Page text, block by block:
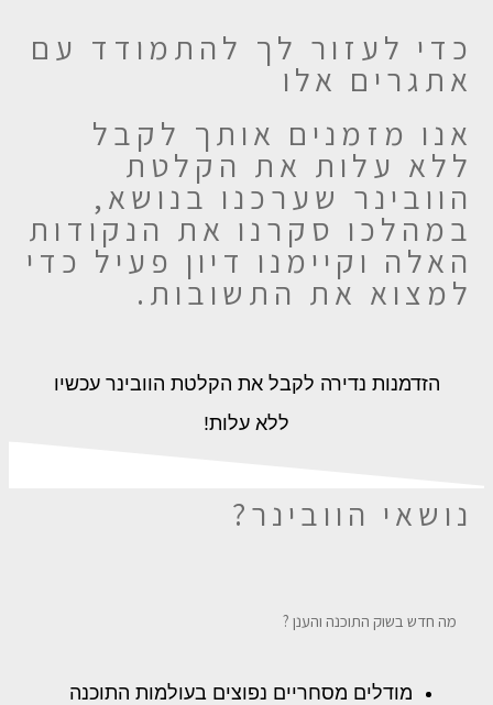
כדי לעזור לך להתמודד עם
אתגרים אלו
אנו מזמנים אותך לקבל
ללא עלות את הקלטת
הוובינר שערכנו בנושא,
במהלכו סקרנו את הנקודות
האלה וקיימנו דיון פעיל כדי
למצוא את התשובות.
הזדמנות נדירה לקבל את הקלטת הוובינר עכשיו
ללא עלות!
נושאי הוובינר?
מה חדש בשוק התוכנה והענן ?
מודלים מסחריים נפוצים בעולמות התוכנה